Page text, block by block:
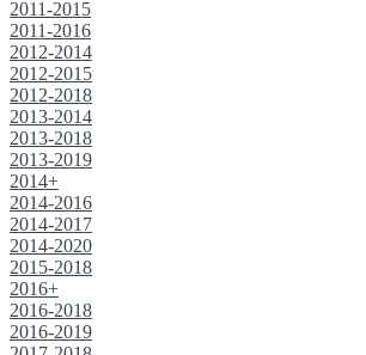
2011-2015
2011-2016
2012-2014
2012-2015
2012-2018
2013-2014
2013-2018
2013-2019
2014+
2014-2016
2014-2017
2014-2020
2015-2018
2016+
2016-2018
2016-2019